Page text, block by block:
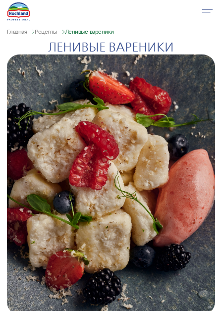
Главная Рецепты Ленивые вареники
ЛЕНИВЫЕ ВАРЕНИКИ